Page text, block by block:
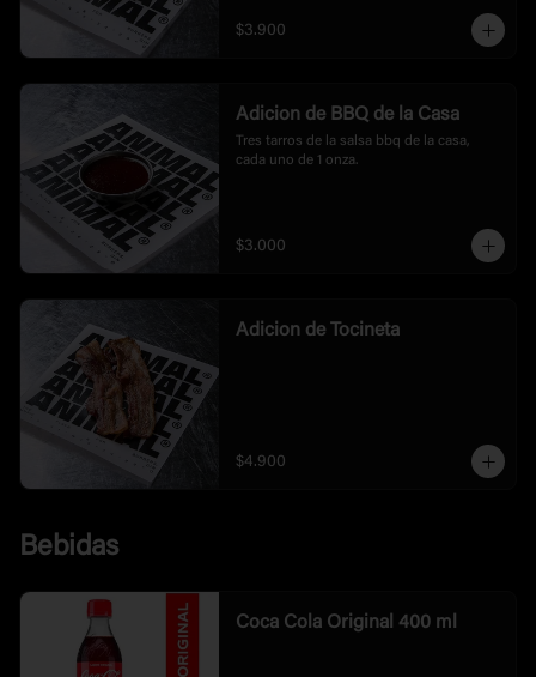
$3.900
Adicion de BBQ de la Casa
Tres tarros de la salsa bbq de la casa,
cada uno de 1 onza.
$3.000
Adicion de Tocineta
$4.900
Bebidas
Coca Cola Original 400 ml